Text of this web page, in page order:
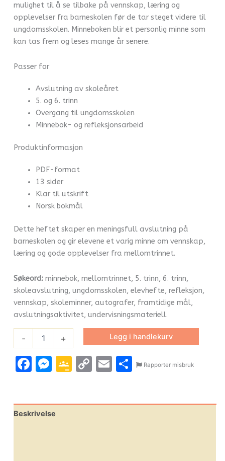
mulighet til å se tilbake på vennskap, læring og
opplevelser fra barneskolen før de tar steget videre til
ungdomsskolen. Minneboken blir et personlig minne som
kan tas frem og leses mange år senere.
Passer for
Avslutning av skoleåret
5. og 6. trinn
Overgang til ungdomsskolen
Minnebok- og refleksjonsarbeid
Produktinformasjon
PDF-format
13 sider
Klar til utskrift
Norsk bokmål
Dette heftet skaper en meningsfull avslutning på
barneskolen og gir elevene et varig minne om vennskap,
læring og gode opplevelser fra mellomtrinnet.
Søkeord: minnebok, mellomtrinnet, 5. trinn, 6. trinn,
skoleavslutning, ungdomsskolen, elevhefte, refleksjon,
vennskap, skoleminner, autografer, framtidige mål,
avslutningsaktivitet, undervisningsmateriell.
- + Legg i handlekurv
Facebook
Messenger
Google
CopyEmailShare
Rapporter misbruk
Beskrivelse